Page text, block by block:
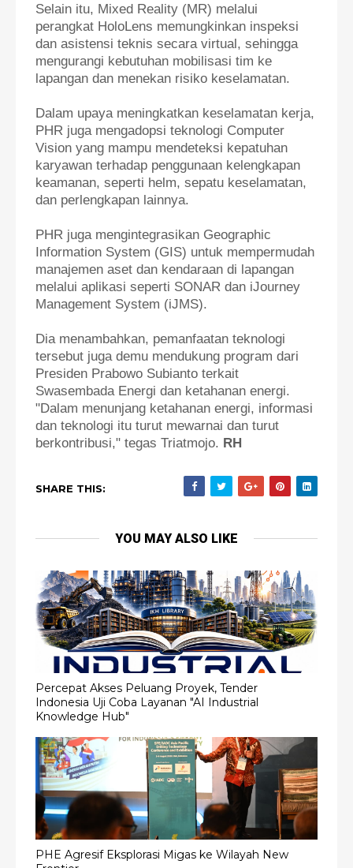
Selain itu, Mixed Reality (MR) melalui
perangkat HoloLens memungkinkan inspeksi
dan asistensi teknis secara virtual, sehingga
mengurangi kebutuhan mobilisasi tim ke
lapangan dan menekan risiko keselamatan.
Dalam upaya meningkatkan keselamatan kerja,
PHR juga mengadopsi teknologi Computer
Vision yang mampu mendeteksi kepatuhan
karyawan terhadap penggunaan kelengkapan
keamanan, seperti helm, sepatu keselamatan,
dan perlengkapan lainnya.
PHR juga mengintegrasikan Geographic
Information System (GIS) untuk mempermudah
manajemen aset dan kendaraan di lapangan
melalui aplikasi seperti SONAR dan iJourney
Management System (iJMS).
Dia menambahkan, pemanfaatan teknologi
tersebut juga demu mendukung program dari
Presiden Prabowo Subianto terkait
Swasembada Energi dan ketahanan energi.
"Dalam menunjang ketahanan energi, informasi
dan teknologi itu turut mewarnai dan turut
berkontribusi," tegas Triatmojo. RH
SHARE THIS:
YOU MAY ALSO LIKE
Percepat Akses Peluang Proyek, Tender
Indonesia Uji Coba Layanan "AI Industrial
Knowledge Hub"
PHE Agresif Eksplorasi Migas ke Wilayah New